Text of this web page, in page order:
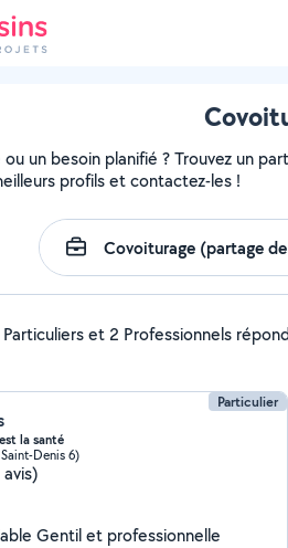
un besoin planifié ? Trouvez un
profils et contactez-les !
et 2 Professionnels
Particulier
la santé
Denis 6)
Je suis sérieux serviable Gentil et professionnelle